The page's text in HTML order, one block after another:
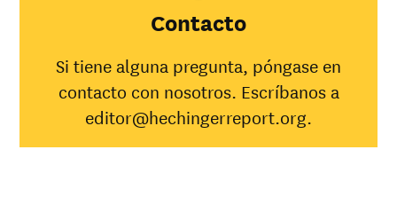
Indígena
Nativo de
Alaska
33%
Asiática 34%
Negro
15%
Hispana
26%
45%
Contacto
Si tiene alguna pregunta, póngase en
contacto con nosotros. Escríbanos a
editor@hechingerreport.org.